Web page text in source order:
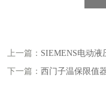
上一篇： SIEMENS电动液
下一篇： 西门子温保限值